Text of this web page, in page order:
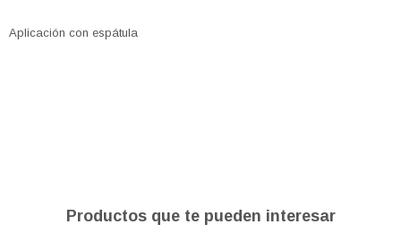
Aplicación con espátula
Productos que te pueden interesar